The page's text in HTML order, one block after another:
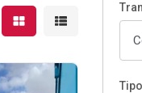
Mostrar resultados
Mostrar